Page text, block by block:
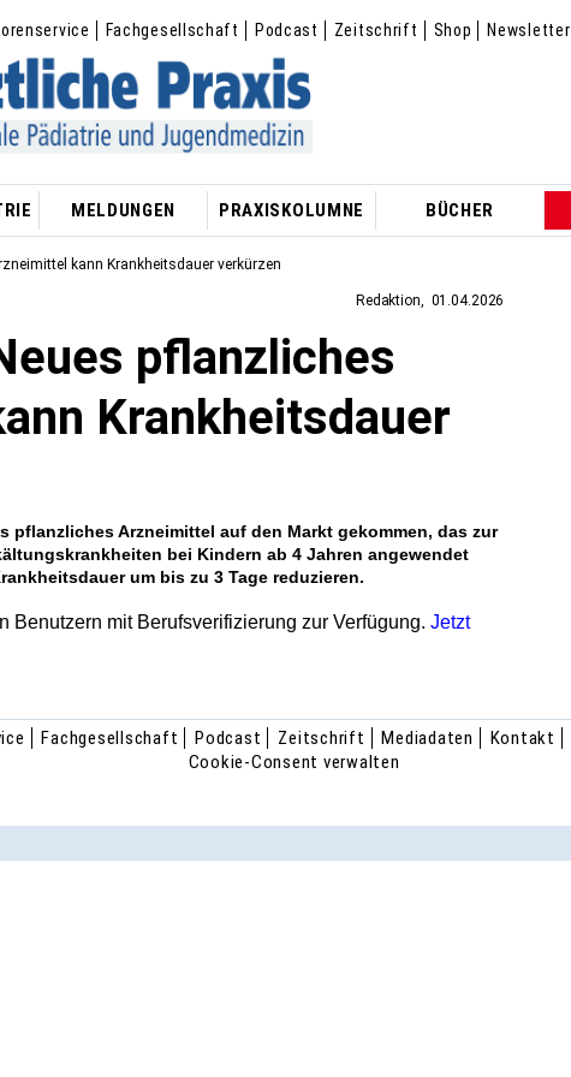
Fachgesellschaft Podcast Zeitschrift Shop Newsletter
MELDUNGEN PRAXISKOLUMNE BÜCHER
kann Krankheitsdauer verkürzen
Redaktion 01.04.2026
pflanzliches
Krankheitsdauer
pflanzliches Arzneimittel auf den Markt gekommen, das zur
bei Kindern ab 4 Jahren angewendet
um bis ­zu 3 ­Tage reduzieren.
Benutzern mit Berufsverifizierung zur Verfügung. Jetzt
Fachgesellschaft Podcast Zeitschrift Mediadaten Kontakt
Cookie-Consent verwalten